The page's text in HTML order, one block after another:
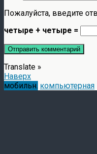
Пожалуйста, введите
четыре + четыре =
Translate »
Наверх
мобильн. компьютерная